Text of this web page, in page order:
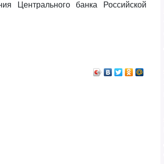
Центрального банка Российской